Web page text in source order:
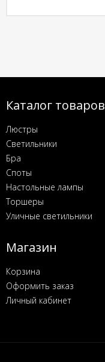
Каталог товаров
Люстры
Светильники
Бра
Споты
Настольные лампы
Торшеры
Уличные светильники
Магазин
Корзина
Оформить заказ
Личный кабинет